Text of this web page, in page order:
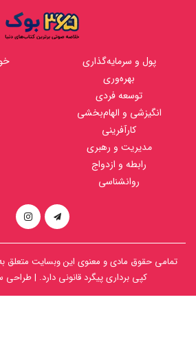
پول و سرمایه‌گذاری
بهره‌وری
توسعه فردی
انگیزشی و الهام‌بخشی
کارآفرینی
مدیریت و رهبری
رابطه و ازدواج
روانشناسی
تمامی حقوق مادی و معنوی این وبسایت متعلق
کپی برداری پیگرد قانونی دارد. |